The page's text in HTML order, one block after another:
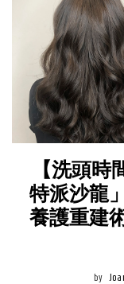
【洗頭時
特派沙龍
養護重建
by